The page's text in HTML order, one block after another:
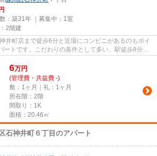
：築31年 ｜募集中： 1室
2階建
井町店まで徒歩6分と近場にコンビニがあるのもポイ
ートです。こだわりの条件として多い、駅徒歩8分の
6万円
(管理費・共益費 -)
敷：1ヶ月｜礼：1ヶ月
所在階：2階
間取り：1K
面積：20.46㎡
石神井町６丁目のアパート